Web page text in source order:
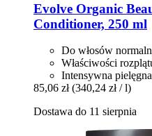
Evolve Organic
Conditioner, 250 ml
Do włosów
Właściwości
Intensywna
85,06 zł (340,24 zł / l)
Dostawa do 11 sierpnia